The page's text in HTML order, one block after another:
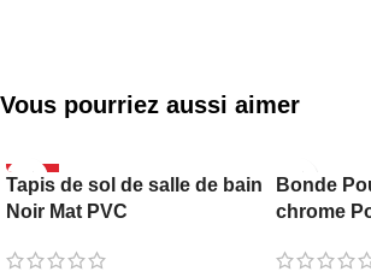
Vous pourriez aussi aimer
-34%
ASPIRE
Tapis de sol de salle de bain
Noir Mat PVC
PODIUM
Bonde
chrome